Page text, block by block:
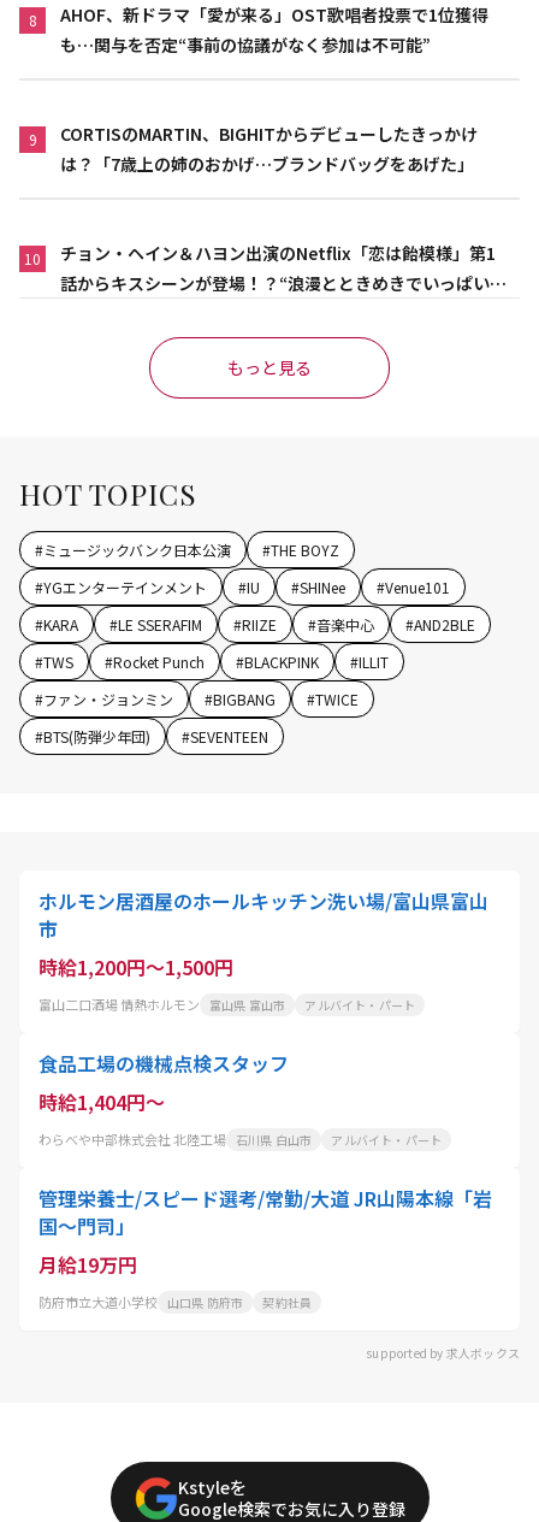
8
AHOF、新ドラマ「愛が来る」OST歌唱者投票で1位獲得
も…関与を否定“事前の協議がなく参加は不可能”
9
CORTISのMARTIN、BIGHITからデビューしたきっかけ
は？「7歳上の姉のおかげ…ブランドバッグをあげた」
10
チョン・ヘイン＆ハヨン出演のNetflix「恋は飴模様」第1
話からキスシーンが登場！？“浪漫とときめきでいっぱいの
もっと見る
HOT TOPICS
#ミュージックバンク日本公演 #THE BOYZ
#YGエンターテインメント #IU #SHINee #Venue101
#KARA #LE SSERAFIM #RIIZE #音楽中心 #AND2BLE
#TWS #Rocket Punch #BLACKPINK #ILLIT
#ファン・ジョンミン #BIGBANG #TWICE
#BTS(防弾少年団) #SEVENTEEN
ホルモン居酒屋のホールキッチン洗い場/富山県富山
市
時給1,200円～1,500円
富山二口酒場 情熱ホルモン 富山県 富山市 アルバイト・パート
食品工場の機械点検スタッフ
時給1,404円～
わらべや中部株式会社 北陸工場 石川県 白山市 アルバイト・パート
管理栄養士/スピード選考/常勤/大道 JR山陽本線「岩
国～門司」
月給19万円
防府市立大道小学校 山口県 防府市 契約社員
supported by 求人ボックス
Kstyleを
Google検索でお気に入り登録